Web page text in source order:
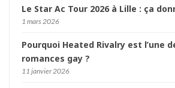
Le Star Ac Tour 2026 à Lille : ça
1 mars 2026
Pourquoi Heated Rivalry est l’une
romances gay ?
11 janvier 2026